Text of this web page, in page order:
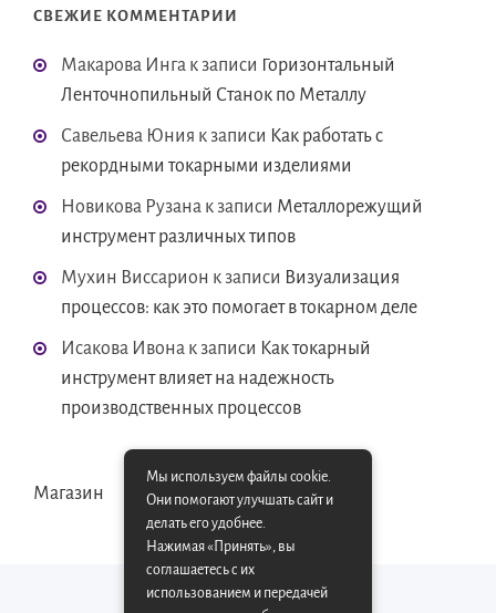
СВЕЖИЕ КОММЕНТАРИИ
Макарова Инга к записи Горизонтальный
Ленточнопильный Станок по Металлу
Савельева Юния к записи Как работать с
рекордными токарными изделиями
Новикова Рузана к записи Металлорежущий
инструмент различных типов
Мухин Виссарион к записи Визуализация
процессов: как это помогает в токарном деле
Исакова Ивона к записи Как токарный
инструмент влияет на надежность
производственных процессов
Магазин
Мы используем файлы cookie.
Они помогают улучшать сайт и
делать его удобнее.
Нажимая «Принять», вы
соглашаетесь с их
использованием и передачей